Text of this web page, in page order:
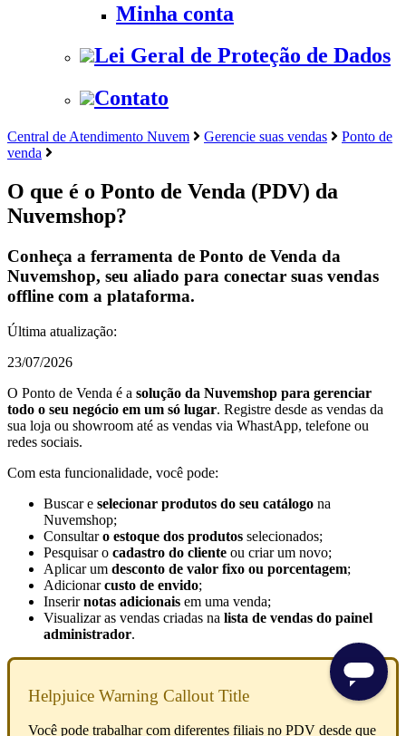
Minha conta
Lei Geral de Proteção de Dados
Contato
Central de Atendimento Nuvem Gerencie suas vendas
Ponto de
venda
O que é o Ponto de Venda (PDV) da
Nuvemshop?
Conheça a ferramenta de Ponto de Venda da
Nuvemshop, seu aliado para conectar suas vendas
offline com a plataforma.
Última atualização:
23/07/2026
O Ponto de Venda é a solução da Nuvemshop para gerenciar
todo o seu negócio em um só lugar. Registre desde as vendas da
sua loja ou showroom até as vendas via WhastApp, telefone ou
redes sociais.
Com esta funcionalidade, você pode:
Buscar e selecionar produtos do seu catálogo na
Nuvemshop;
Consultaro estoque dos produtos selecionados;
Pesquisar o cadastro do cliente ou criar um novo;
Aplicar um desconto de valor fixo ou porcentagem;
Adicionarcusto de envido;
Inserirnotas adicionais em uma venda;
Visualizar as vendas criadas na lista de vendas do painel
administrador.
Helpjuice Warning Callout Title
Você pode trabalhar com diferentes filiais no PDV desde que